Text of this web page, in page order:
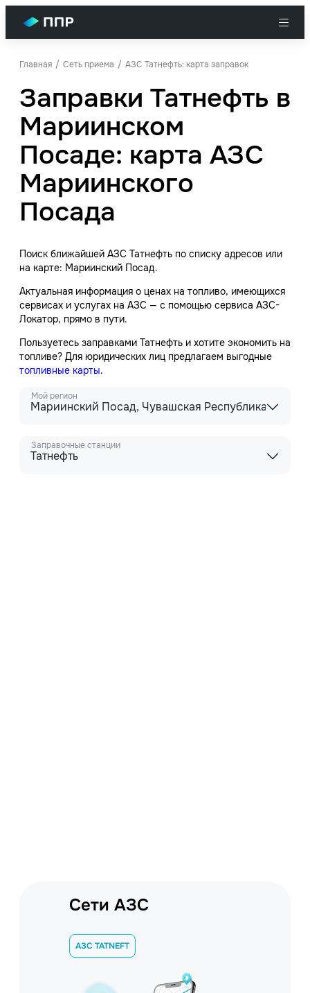
Главная Сеть приема АЗС Татнефть: карта заправок
Заправки Татнефть в
Мариинском
Посаде: карта АЗС
Мариинского
Посада
Поиск ближайшей АЗС Татнефть по списку адресов или
на карте: Мариинский Посад.
Актуальная информация о ценах на топливо, имеющихся
сервисах и услугах на АЗС — с помощью сервиса АЗС-
Локатор, прямо в пути.
Пользуетесь заправками Татнефть и хотите экономить на
топливе? Для юридических лиц предлагаем выгодные
топливные карты.
Мой регион
Мариинский Посад, Чувашская Республика -
Заправочные станции
Татнефть
Сети АЗС
АЗС TATNEFT